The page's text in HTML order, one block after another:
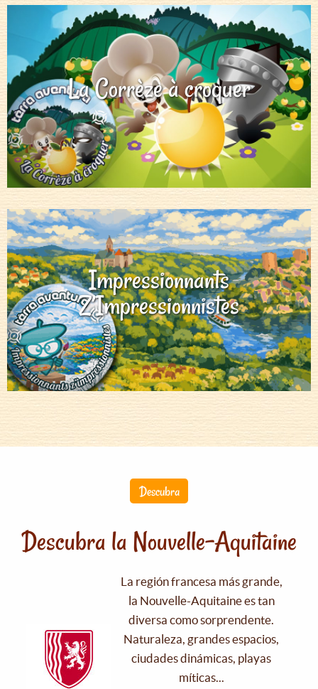
La Corrèze à croquer
Impressionnants
Z’Impressionnistes
Descubra
Descubra la Nouvelle-Aquitaine
La región francesa más grande,
la Nouvelle-Aquitaine es tan
diversa como sorprendente.
Naturaleza, grandes espacios,
ciudades dinámicas, playas
míticas...